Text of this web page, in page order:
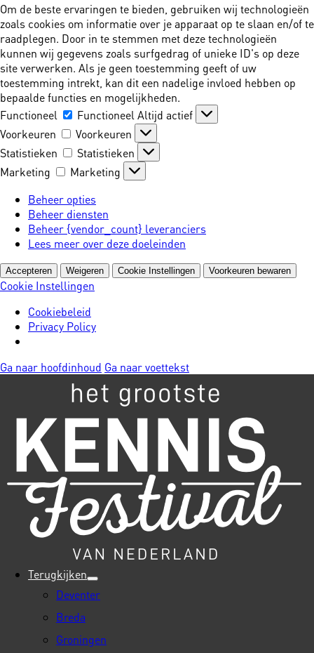
Om de beste ervaringen te bieden, gebruiken wij technologieën
zoals cookies om informatie over je apparaat op te slaan en/of te
raadplegen. Door in te stemmen met deze technologieën
kunnen wij gegevens zoals surfgedrag of unieke ID's op deze
site verwerken. Als je geen toestemming geeft of uw
toestemming intrekt, kan dit een nadelige invloed hebben op
bepaalde functies en mogelijkheden.
Functioneel
Functioneel Altijd actief
Voorkeuren
Voorkeuren
Statistieken
Statistieken
Marketing
Marketing
Beheer opties
Beheer diensten
Beheer {vendor_count} leveranciers
Lees meer over deze doeleinden
Accepteren Weigeren Cookie Instellingen Voorkeuren bewaren
Cookie Instellingen
Cookiebeleid
Privacy Policy
Ga naar hoofdinhoud Ga naar voettekst
Terugkijken
Deventer
Breda
Groningen